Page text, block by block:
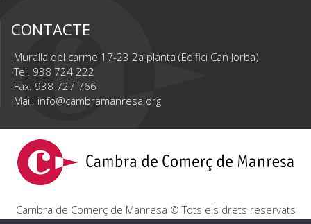
CONTACTE
Muralla del carme 17-23 2a planta (Edifici Can Jorba)
Tel. 938 724 222
Fax. 938 727 766
Mail. info@cambramanresa.org
Cambra de Comerç de Manresa © Tots els drets reservats